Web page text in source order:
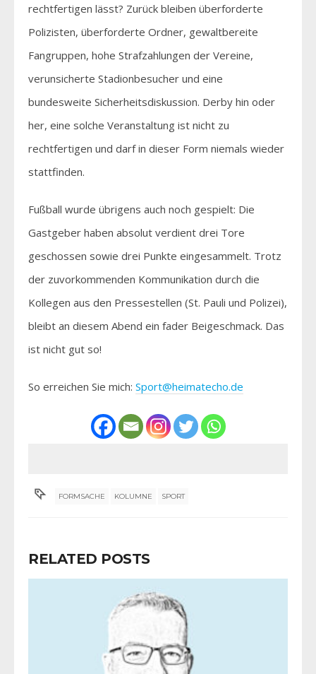
rechtfertigen lässt? Zurück bleiben überforderte
Polizisten, überforderte Ordner, gewaltbereite
Fangruppen, hohe Strafzahlungen der Vereine,
verunsicherte Stadionbesucher und eine
bundesweite Sicherheitsdiskussion. Derby hin oder
her, eine solche Veranstaltung ist nicht zu
rechtfertigen und darf in dieser Form niemals wieder
stattfinden.
Fußball wurde übrigens auch noch gespielt: Die
Gastgeber haben absolut verdient drei Tore
geschossen sowie drei Punkte eingesammelt. Trotz
der zuvorkommenden Kommunikation durch die
Kollegen aus den Pressestellen (St. Pauli und Polizei),
bleibt an diesem Abend ein fader Beigeschmack. Das
ist nicht gut so!
So erreichen Sie mich: Sport@heimatecho.de
FORMSACHE KOLUMNE SPORT
RELATED POSTS